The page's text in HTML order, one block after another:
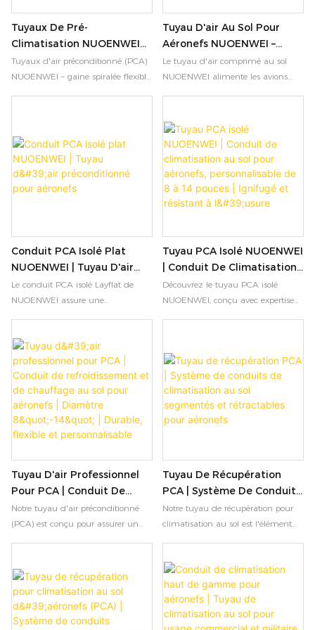
à 80 °C. Des longueurs
personnalisées et des coloris
Longueurs et couleurs
personnalisables. Idéal pour les
Tuyaux De Pré-
Climatisation NUOENWEI
(PCA) | Conduit Spiralé
Flexible Pour La
Tuyaux d'air préconditionné (PCA)
NUOENWEI – gaine spiralée flexible
YKK, plage de température de -25
°C à 80 °C, longueurs
personnalisables. Découvrez nos
tuyaux PCA isolés ou non isolés.
Tuyau D'air Au Sol Pour
Aéronefs NUOENWEI –
Conduit Flexible De Qualité
Supérieure Pour La
Le tuyau d'air comprimé au sol
NUOENWEI alimente les avions
aux UV, il supporte des
températures de -25 °C à 80 °C.
Fermetures éclair YKK, diamètres et
longueurs personnalisables.
Commandez dès maintenant.
Conduit PCA Isolé Plat
NUOENWEI | Tuyau D'air
Préconditionné Pour
Aéronefs
Le conduit PCA isolé Layflat de
NUOENWEI assure une
commerciaux et militaires.
Fermetures éclair YKK, bandes de
résistance à l'usure, plage de
température de -25 °C à 80 °C,
longueurs personnalisables.
Découvrez nos options de tuyaux
PCA isolés et non isolés.
Tuyau PCA Isolé NUOENWEI
| Conduit De Climatisation
Au Sol Pour Aéronefs,
Personnalisable De 8 À 14
Découvrez le tuyau PCA isolé
NUOENWEI, conçu avec expertise
et de diamètres personnalisables.
Idéal pour les systèmes PCA des
avions commerciaux et militaires.
Contactez-nous pour toute
demande OEM.
Tuyau D'air Professionnel
Pour PCA | Conduit De
Refroidissement Et De
Chauffage Au Sol Pour
Personnalisable
Notre tuyau d'air préconditionné
(PCA) est conçu pour assurer un
aéronefs commerciaux ou
militaires. Fabriqué avec des
matériaux de qualité industrielle
tels que le polymère PVC ou
Tuyau De Récupération
PCA | Système De Conduits
De Climatisation Au Sol
Segmentés Et Rétractables
Notre tuyau de récupération pour
climatisation au sol est l'élément
aéronefs. Doté de raccords
zip/Velcro, d'une isolation triple
couche et d'un taux de
compression de 1:9, il permet une